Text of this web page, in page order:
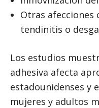
Otras
tendinitis o
Los estudios
adhesiva afecta
estadounidenses y
mujeres y adultos